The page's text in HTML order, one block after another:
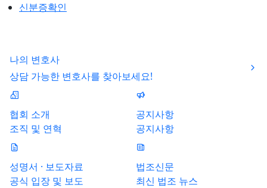
신분증확인
나의 변호사
상담 가능한 변호사를 찾아보세요!
협회 소개
조직 및 연혁
공지사항
공지사항
성명서 · 보도자료
공식 입장 및 보도
법조신문
최신 법조 뉴스